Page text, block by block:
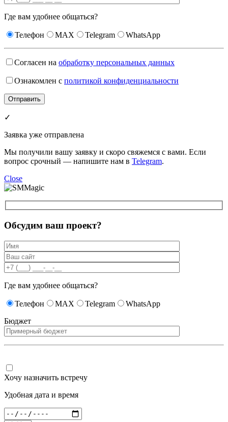
Где вам удобнее общаться?
Телефон MAX Telegram WhatsApp
Согласен на обработку персональных данных
Ознакомлен с политикой конфиденциальности
✓
Заявка уже отправлена
Мы получили вашу заявку и скоро свяжемся с вами. Если
вопрос срочный — напишите нам в Telegram.
Close
Обсудим ваш проект?
Где вам удобнее общаться?
Телефон MAX Telegram
WhatsApp
Бюджет
Хочу назначить встречу
Удобная дата и время